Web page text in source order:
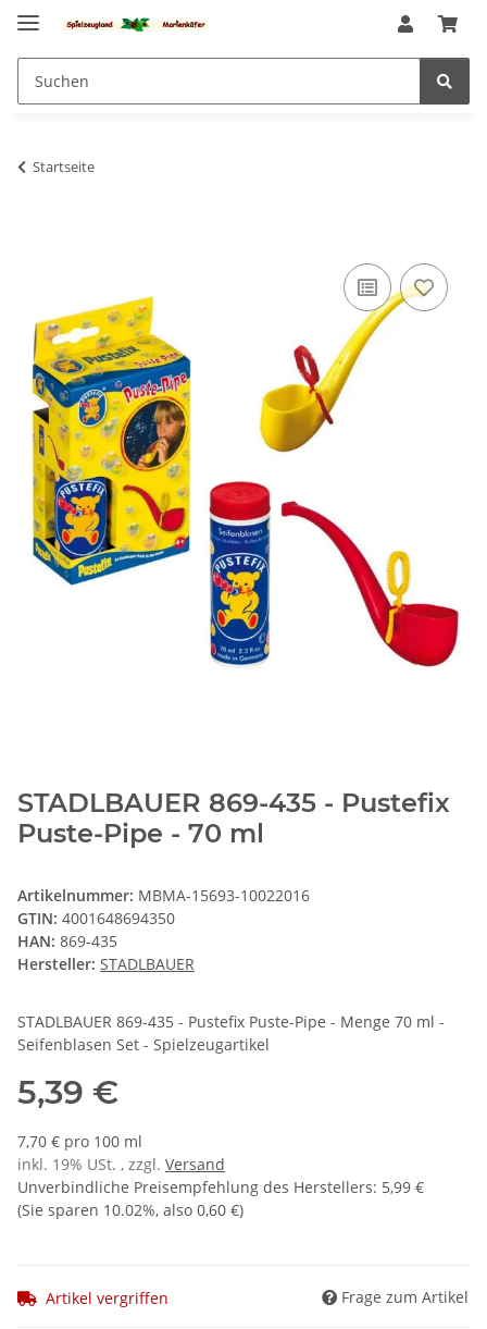
Startseite
STADLBAUER 869-435 - Pustefix
Puste-Pipe - 70 ml
Artikelnummer: MBMA-15693-10022016
GTIN: 4001648694350
HAN: 869-435
Hersteller: STADLBAUER
STADLBAUER 869-435 - Pustefix Puste-Pipe - Menge 70 ml -
Seifenblasen Set - Spielzeugartikel
5,39 €
7,70 € pro 100 ml
inkl. 19% USt. , zzgl. Versand
Unverbindliche Preisempfehlung des Herstellers: 5,99 €
(Sie sparen 10.02%, also 0,60 €)
Artikel vergriffen Frage zum Artikel